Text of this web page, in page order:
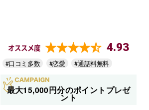
オススメ度 4.93
#口コミ多数 #恋愛 #通話料無料
最大15,000円分のポイントプレゼ
ント